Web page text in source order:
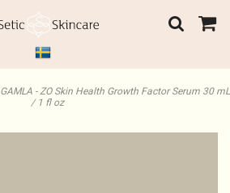
GAMLA - ZO Skin Health Growth Factor Serum 30 mL
/ 1 fl oz